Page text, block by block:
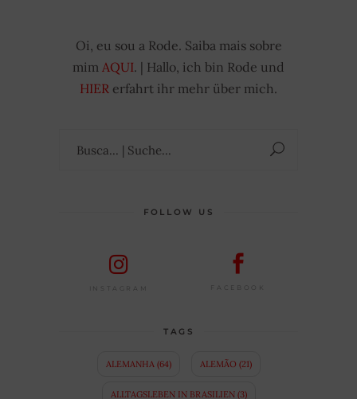
Oi, eu sou a Rode. Saiba mais sobre
mim AQUI. | Hallo, ich bin Rode und
HIER erfahrt ihr mehr über mich.
FOLLOW US
INSTAGRAM FACEBOOK
TAGS
ALEMANHA (64) ALEMÃO (21)
ALLTAGSLEBEN IN BRASILIEN(3)